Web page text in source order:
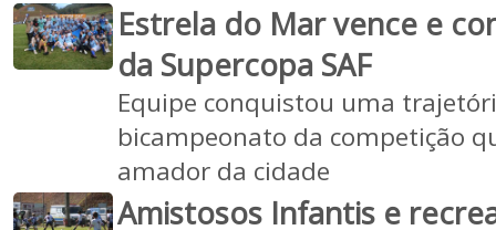
Estrela do Mar vence e
da Supercopa SAF
Equipe conquistou uma
bicampeonato da competição
amador da cidade
Amistosos Infantis e